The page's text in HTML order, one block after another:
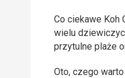
Co ciekawe Koh
wielu
przytulne plaże
Oto, czego